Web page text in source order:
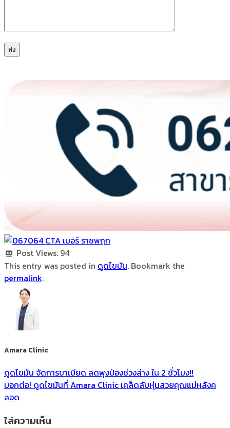
Post Views: 94
This entry was posted in ดูดไขมัน. Bookmark the
permalink.
Amara Clinic
ดูดไขมัน จัดการขาเบียด ลดพุงป่องช่วงล่าง ใน 2 ชั่วโมง!!
บอกต่อ! ดูดไขมันที่ Amara Clinic เคล็ดลับหุ่นสวยคุณแม่หลังค
ลอด
ใส่ความเห็น